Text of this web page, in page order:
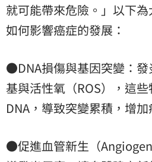
就可能帶來危險。」以下
如何影響癌症的發展：
●DNA損傷與基因突變：發
基與活性氧（ROS），這
DNA，導致突變累積，增加
●促進血管新生（